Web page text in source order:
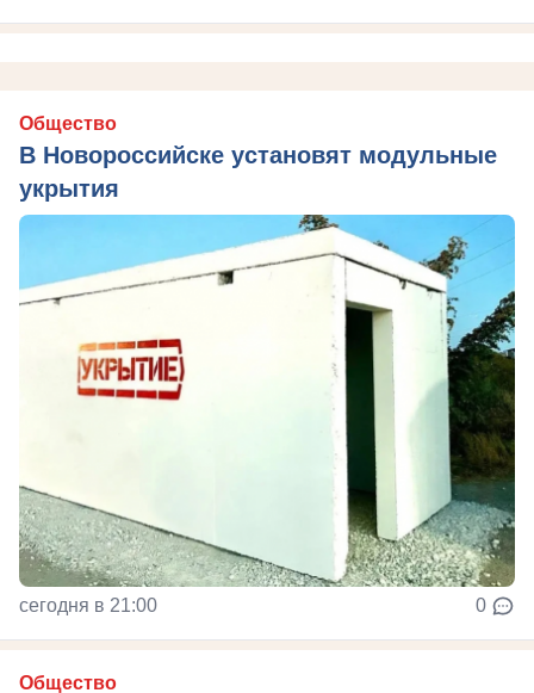
Общество
В Новороссийске установят модульные
укрытия
сегодня в 21:00 0
Общество